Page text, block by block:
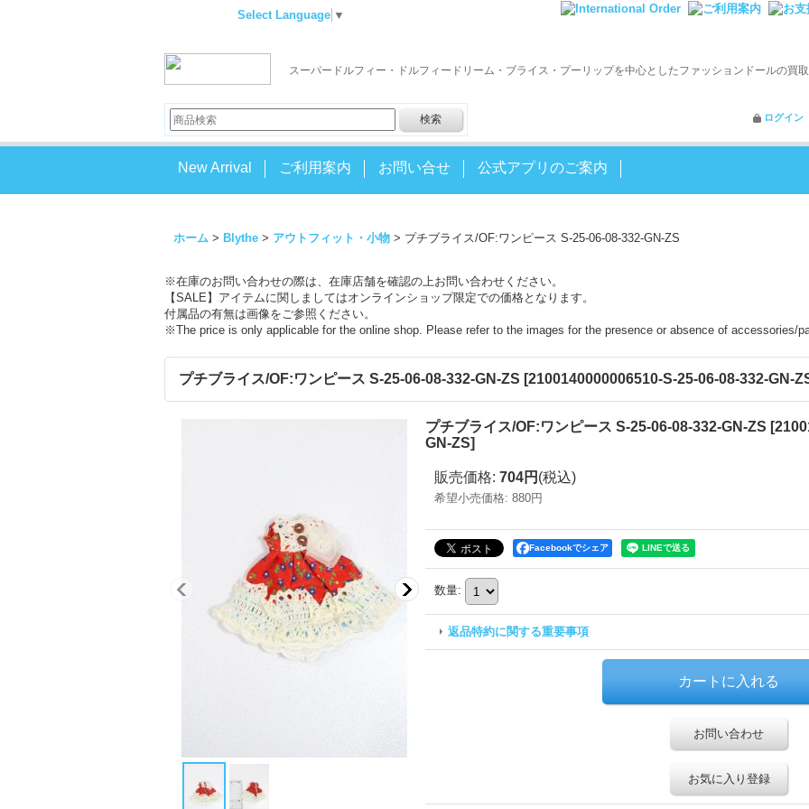
Select Language ▼
スーパードルフィー・ドルフィードリーム・ブライス・プーリップを中心としたファッションドールの買
ログイン
New Arrival ご利用案内 お問い合せ 公式アプリのご案内
ホーム > Blythe > アウトフィット・小物 > プチブライス/OF:ワンピース S-25-06-08-332-GN-ZS
※在庫のお問い合わせの際は、在庫店舗を確認の上お問い合わせください。
【SALE】アイテムに関しましてはオンラインショップ限定での価格となります。
付属品の有無は画像をご参照ください。
※The price is only applicable for the online shop. Please refer to the images for the presence or absence of accessories/
プチブライス/OF:ワンピース S-25-06-08-332-GN-ZS [2100140000006510-S-25-06-08-332-GN-
プチブライス/OF:ワンピース S-25-06-08-332-GN-ZS [
GN-ZS]
販売価格: 704円 (税込)
希望小売価格: 880円
Facebookでシェア
数量:
返品特約に関する重要事項
お問い合わせ
お気に入り登録